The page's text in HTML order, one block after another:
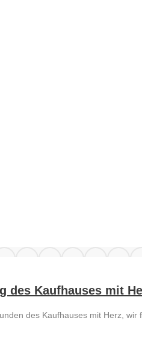
des Kaufhauses mit
des Kaufhauses mit Herz,